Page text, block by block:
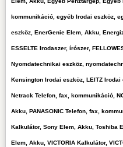
kommunikáció, egyéb Irodai eszköz,
eszköz, EnerGenie Elem, Akku,
ESSELTE Irodaszer, írószer,
Nyomdatechnikai eszköz,
Kensington Irodai eszköz, LEITZ Irodai
Netrack Telefon, fax, kommunikáció,
Akku, PANASONIC Telefon, fax,
Kalkulátor, Sony Elem, Akku, Toshiba
Elem, Akku, VICTORIA Kalkulátor,